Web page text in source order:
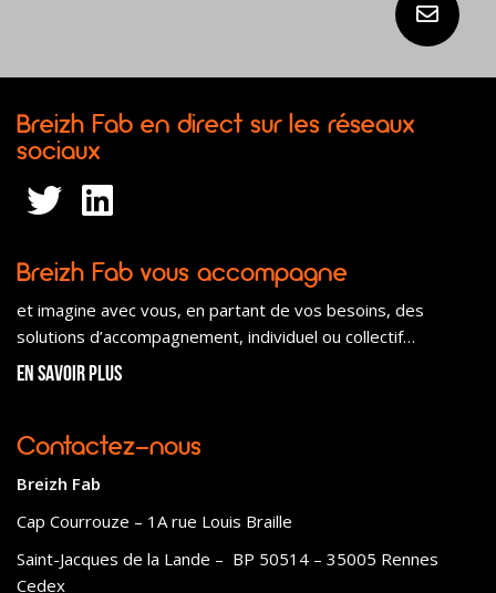
Breizh Fab vous accompagne
et imagine avec vous, en partant de vos besoins, des
solutions d’accompagnement, individuel ou collectif…
En savoir plus
Contactez-nous
Breizh Fab
Cap Courrouze – 1A rue Louis Braille
Saint-Jacques de la Lande – BP 50514 – 35005 Rennes
Cedex
Breizh Fab en direct sur les réseaux
sociaux